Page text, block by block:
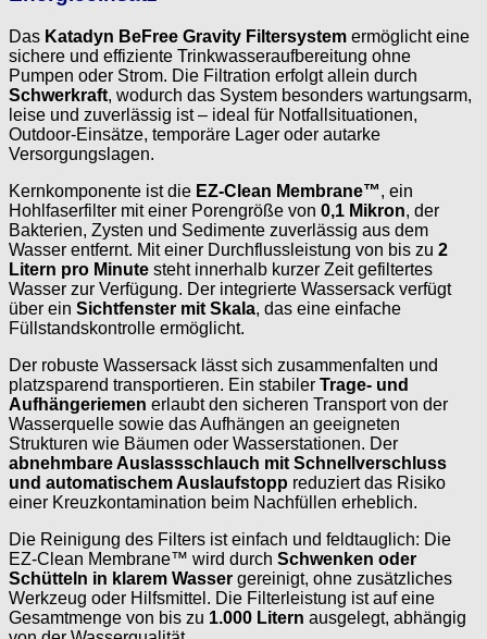
Das Katadyn BeFree Gravity Filtersystem ermöglicht eine
sichere und effiziente Trinkwasseraufbereitung ohne
Pumpen oder Strom. Die Filtration erfolgt allein durch
Schwerkraft, wodurch das System besonders wartungsarm,
leise und zuverlässig ist – ideal für Notfallsituationen,
Outdoor-Einsätze, temporäre Lager oder autarke
Versorgungslagen.
Kernkomponente ist die EZ-Clean Membrane™, ein
Hohlfaserfilter mit einer Porengröße von 0,1 Mikron, der
Bakterien, Zysten und Sedimente zuverlässig aus dem
Wasser entfernt. Mit einer Durchflussleistung von bis zu 2
Litern pro Minute steht innerhalb kurzer Zeit gefiltertes
Wasser zur Verfügung. Der integrierte Wassersack verfügt
über ein Sichtfenster mit Skala, das eine einfache
Füllstandskontrolle ermöglicht.
Der robuste Wassersack lässt sich zusammenfalten und
platzsparend transportieren. Ein stabiler Trage- und
Aufhängeriemen erlaubt den sicheren Transport von der
Wasserquelle sowie das Aufhängen an geeigneten
Strukturen wie Bäumen oder Wasserstationen. Der
abnehmbare Auslassschlauch mit Schnellverschluss
und automatischem Auslaufstopp reduziert das Risiko
einer Kreuzkontamination beim Nachfüllen erheblich.
Die Reinigung des Filters ist einfach und feldtauglich: Die
EZ-Clean Membrane™ wird durch Schwenken oder
Schütteln in klarem Wasser gereinigt, ohne zusätzliches
Werkzeug oder Hilfsmittel. Die Filterleistung ist auf eine
Gesamtmenge von bis zu 1.000 Litern ausgelegt, abhängig